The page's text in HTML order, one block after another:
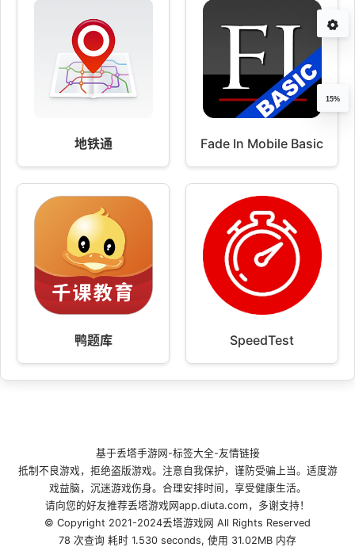
地铁通 Fade In Mobile Basic
鸭题库 SpeedTest
15%
基于丢塔手游网 -标签大全-友情链接
抵制不良游戏，拒绝盗版游戏。注意自我保护，谨防受骗上当。适度游
戏益脑，沉迷游戏伤身。合理安排时间，享受健康生活。
请向您的好友推荐丢塔游戏网app.diuta.com，多谢支持！
© Copyright 2021-2024丢塔游戏网 All Rights Reserved
78 次查询 耗时 1.530 seconds, 使用 31.02MB 内存